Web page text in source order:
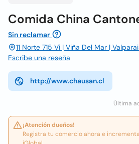
Comida China
Sin reclamar
11 Norte 715 Vi | Viña Del Mar |
Escribe una reseña
http://www.chausan.cl
Última
¡Atención dueños!
Registra tu comercio ahora e